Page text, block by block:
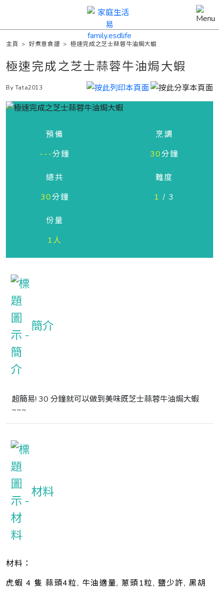
主頁 >好煮意食譜 >極速完成之芝士蒜蓉牛油焗大蝦
極速完成之芝士蒜蓉牛油焗大蝦
By Tata2013
預備
---分鐘
烹調
30分鐘
總共
30分鐘
難度
1 / 3
份量
1人
簡介
超簡易! 30 分鐘就可以做到美味既芝士蒜蓉牛油焗大蝦
~~~
材料
材料：
虎蝦 4 隻 蒜頭4粒, 牛油適量, 蔥頭1粒, 鹽少許, 黑胡